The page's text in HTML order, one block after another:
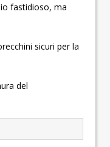
fastidioso, ma
sicuri per la
del